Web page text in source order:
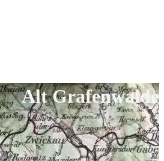
Alt Grafenwalde